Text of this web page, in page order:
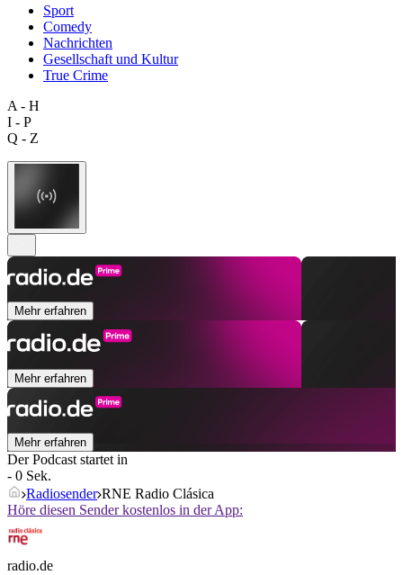
Sport
Comedy
Nachrichten
Gesellschaft und Kultur
True Crime
A - H
I - P
Q - Z
Mehr erfahren
Mehr erfahren
Mehr erfahren
Der Podcast startet in
- 0 Sek.
Radiosender RNE Radio Clásica
Höre diesen Sender kostenlos in der App:
radio.de